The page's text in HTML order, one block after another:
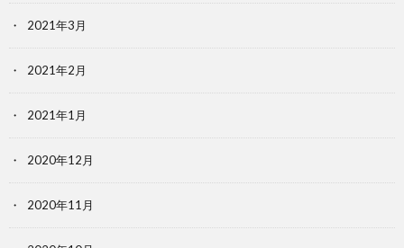
2021年3月
2021年2月
2021年1月
2020年12月
2020年11月